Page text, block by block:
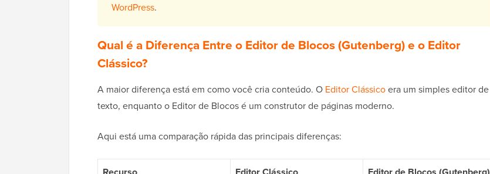
WordPress.
Qual é a Diferença Entre o Editor de Blocos (Gutenberg) e o Editor
Clássico?
A maior diferença está em como você cria conteúdo. O Editor Clássicoera um simples editor de
texto, enquanto o Editor de Blocos é um construtor de páginas moderno.
Aqui está uma comparação rápida das principais diferenças: